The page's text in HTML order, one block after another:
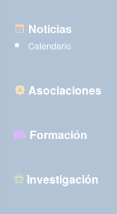
Noticias
Calendario
Asociaciones
Formación
Investigación